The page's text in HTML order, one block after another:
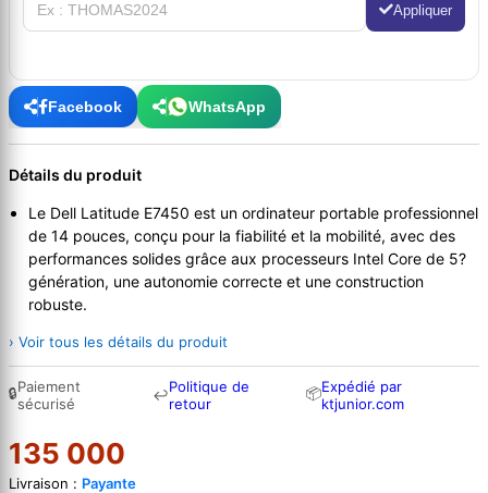
Appliquer
Facebook WhatsApp
Détails du produit
Le Dell Latitude E7450 est un ordinateur portable professionnel
de 14 pouces, conçu pour la fiabilité et la mobilité, avec des
performances solides grâce aux processeurs Intel Core de 5?
génération, une autonomie correcte et une construction
robuste.
› Voir tous les détails du produit
🔒Paiement
sécurisé
↩Politique de
retour
📦Expédié par
ktjunior.com
135 000
Livraison : Payante